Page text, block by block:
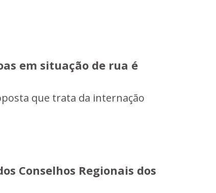
em situação de rua é
que trata da internação
Conselhos Regionais dos